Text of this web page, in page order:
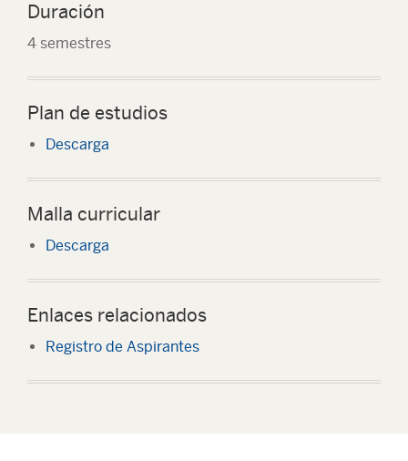
Duración
4 semestres
Plan de estudios
Descarga
Malla curricular
Descarga
Enlaces relacionados
Registro de Aspirantes